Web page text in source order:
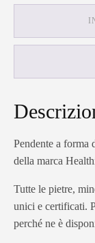
Pendente a forma
della marca
Tutte le pietre,
unici e certificati.
perché ne è